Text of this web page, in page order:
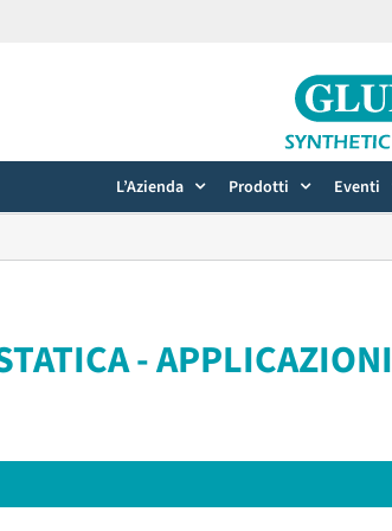
L’Azienda Prodotti Eventi
- APPLICAZIONI